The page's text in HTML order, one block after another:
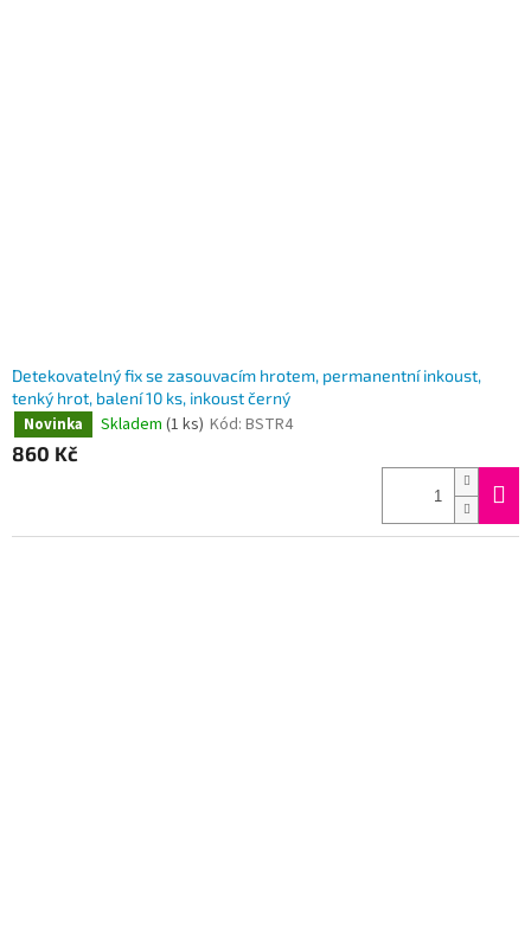
Detekovatelný fix se zasouvacím hrotem, permanentní inkoust,
tenký hrot, balení 10 ks, inkoust černý
Novinka Skladem (1 ks) Kód: BSTR4
860 Kč